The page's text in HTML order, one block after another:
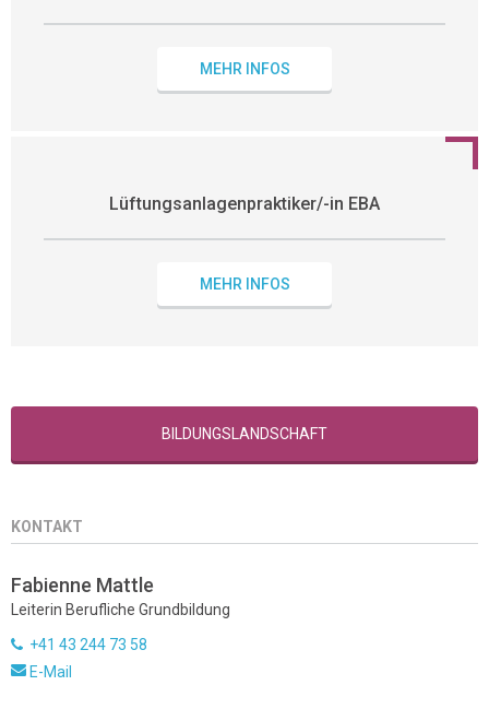
MEHR INFOS
Lüftungsanlagenpraktiker/-in EBA
MEHR INFOS
BILDUNGSLANDSCHAFT
KONTAKT
Fabienne Mattle
Leiterin Berufliche Grundbildung
+41 43 244 73 58
E-Mail